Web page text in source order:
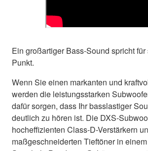
Ein großartiger Bass-Sound spricht für
Punkt.
Wenn Sie einen markanten und
werden die leistungsstarken
dafür sorgen, dass Ihr basslastiger
deutlich zu hören ist. Die DXS-
hocheffizienten Class-D-Verstärkern
maßgeschneiderten Tieftöner in